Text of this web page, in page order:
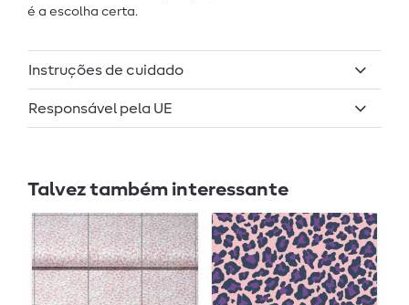
é a escolha certa.
Instruções de cuidado
Responsável pela UE
Talvez também interessante